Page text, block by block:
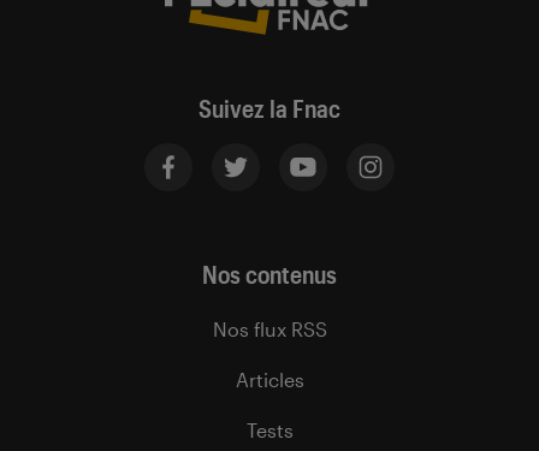
Suivez la Fnac
Nos contenus
Nos flux RSS
Articles
Tests